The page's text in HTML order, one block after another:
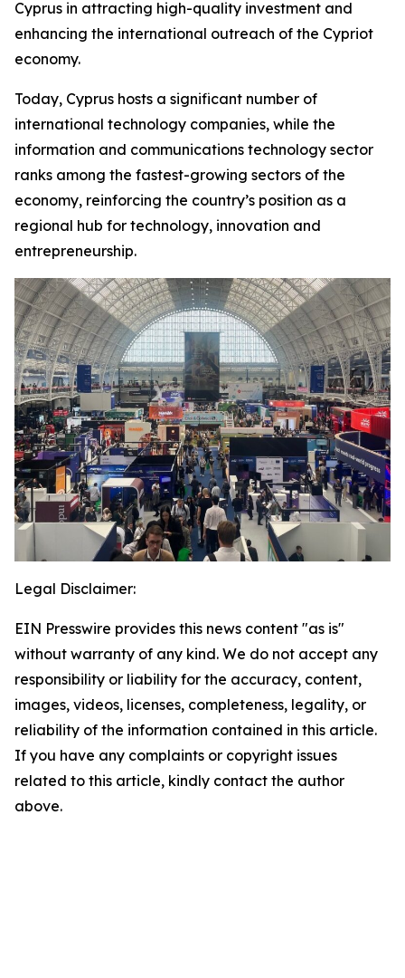
Cyprus in attracting high-quality investment and
enhancing the international outreach of the Cypriot
economy.
Today, Cyprus hosts a significant number of
international technology companies, while the
information and communications technology sector
ranks among the fastest-growing sectors of the
economy, reinforcing the country’s position as a
regional hub for technology, innovation and
entrepreneurship.
Legal Disclaimer:
EIN Presswire provides this news content "as is"
without warranty of any kind. We do not accept any
responsibility or liability for the accuracy, content,
images, videos, licenses, completeness, legality, or
reliability of the information contained in this article.
If you have any complaints or copyright issues
related to this article, kindly contact the author
above.